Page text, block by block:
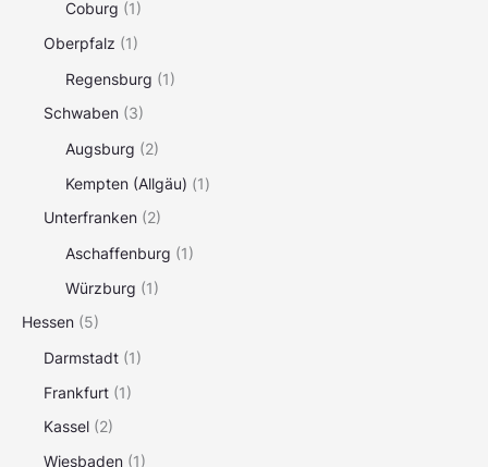
Coburg (1)
Oberpfalz (1)
Regensburg (1)
Schwaben (3)
Augsburg (2)
Kempten (Allgäu) (1)
Unterfranken (2)
Aschaffenburg (1)
Würzburg (1)
Hessen (5)
Darmstadt (1)
Frankfurt (1)
Kassel (2)
Wiesbaden (1)